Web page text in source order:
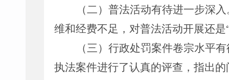
（二）普法活动有待进一步深入
维和经费不足，对普法活动开展还是
（三）行政处罚案件卷宗水平
执法案件进行了认真的评查，指出